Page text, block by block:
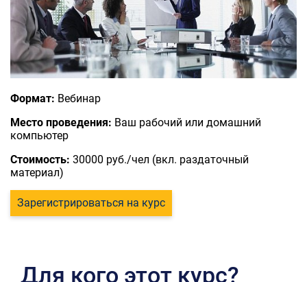
Формат: Вебинар
Место проведения: Ваш рабочий или домашний
компьютер
Стоимость: 30000 руб./чел (вкл. раздаточный
материал)
Зарегистрироваться на курс
Для кого этот курс?